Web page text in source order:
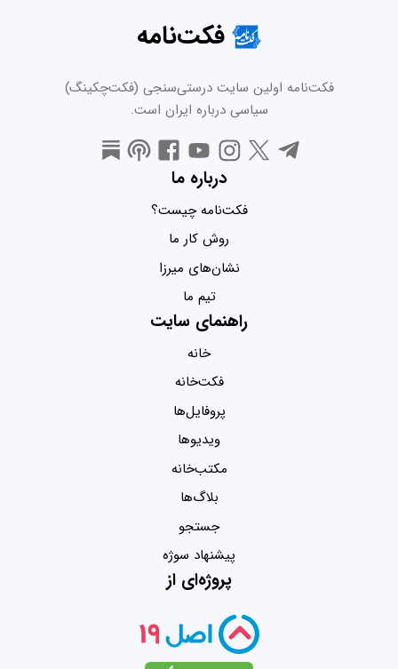
فکت‌نامه
فکت‌نامه اولین سایت درستی‌سنجی (فکت‌چکینگ)
سیاسی درباره ایران است.
درباره ما
فکت‌نامه چیست؟
روش کار ما
نشان‌های میرزا
تیم ما
راهنمای سایت
خانه
فکت‌خانه
پروفایل‌ها
ویدیو‌ها
مکتب‌خانه
بلاگ‌ها
جستجو
پیشنهاد سوژه
پروژه‌ای از